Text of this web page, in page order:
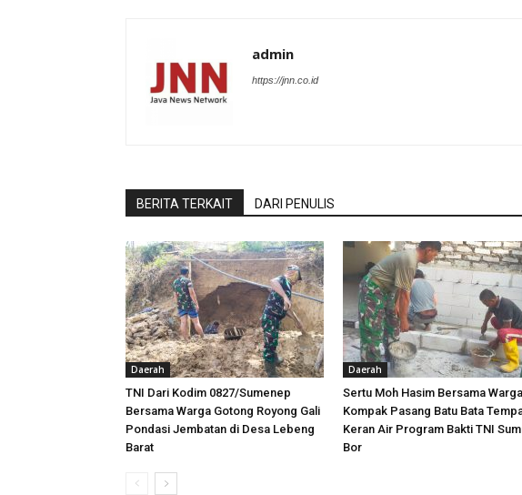
admin
https://jnn.co.id
BERITA TERKAIT DARI PENULIS
Daerah
TNI Dari Kodim 0827/Sumenep
Bersama Warga Gotong Royong Gali
Pondasi Jembatan di Desa Lebeng
Barat
Daerah
Sertu Moh Hasim Bersama Warga
Kompak Pasang Batu Bata
Keran Air Program Bakti TNI
Bor